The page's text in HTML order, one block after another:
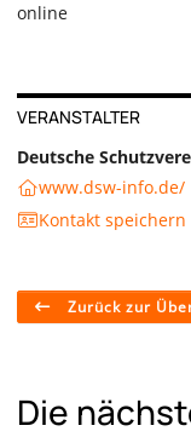
online
VERANSTALTER
Deutsche
www.dsw-info.de/
Kontakt speichern
Zurück zur
Die